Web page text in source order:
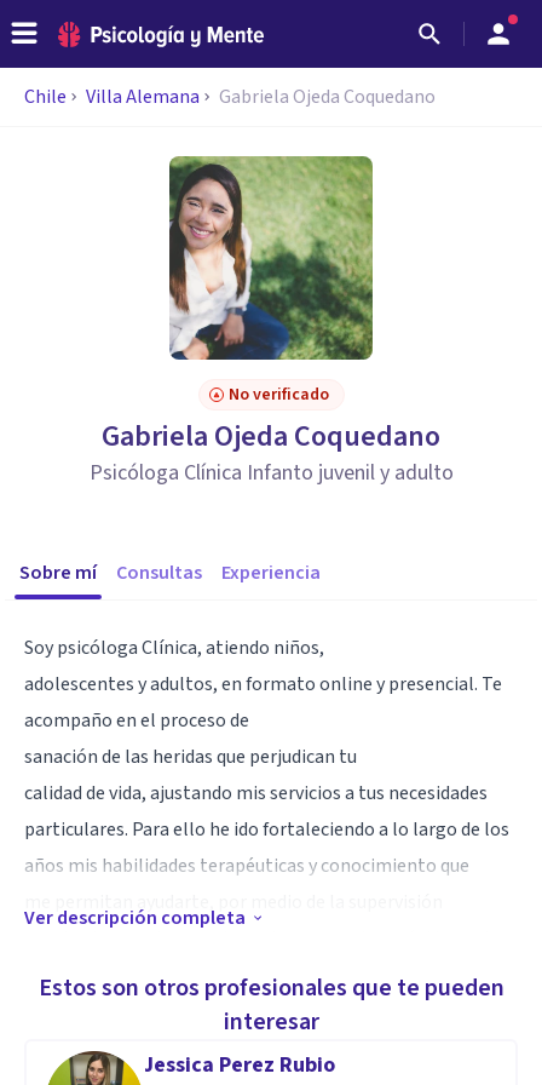
Chile Villa Alemana Gabriela Ojeda Coquedano
No verificado
Gabriela Ojeda Coquedano
Psicóloga Clínica Infanto juvenil y adulto
Sobre mí Consultas Experiencia
Soy psicóloga Clínica, atiendo niños,
adolescentes y adultos, en formato online y presencial. Te
acompaño en el proceso de
sanación de las heridas que perjudican tu
calidad de vida, ajustando mis servicios a tus necesidades
particulares. Para ello he ido fortaleciendo a lo largo de los
años mis habilidades terapéuticas y conocimiento que
estudio.Creo que los dolores
humanos se producen y por eso se curan en una relación,
por ello pongo especial atención al desarrollo de un vínculo
Ver descripción completa
Estos son otros profesionales que te pueden
interesar
Jessica Perez Rubio